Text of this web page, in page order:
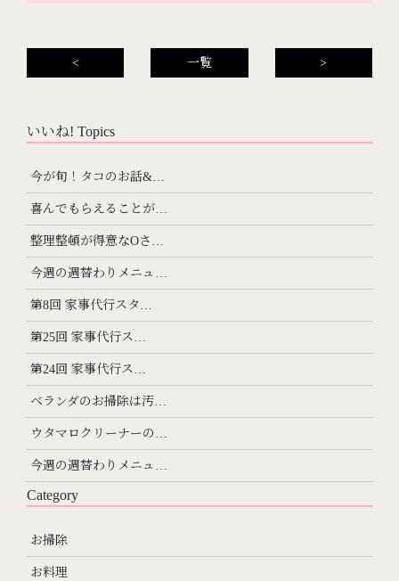
< 一覧 >
いいね! Topics
今が旬！タコのお話&…
喜んでもらえることが…
整理整頓が得意なOさ…
今週の週替わりメニュ…
第8回 家事代行スタ…
第25回 家事代行ス…
第24回 家事代行ス…
ベランダのお掃除は汚…
ウタマロクリーナーの…
今週の週替わりメニュ…
Category
お掃除
お料理